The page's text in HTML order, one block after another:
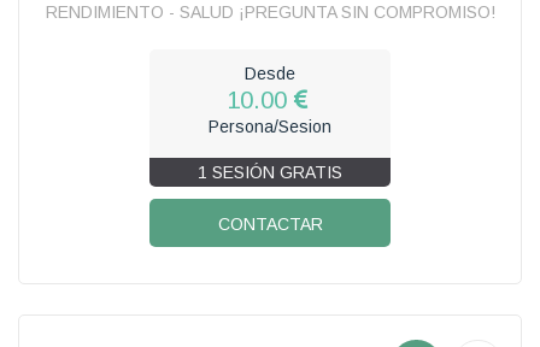
RENDIMIENTO - SALUD ¡PREGUNTA SIN COMPROMISO!
Desde
10.00
Persona/Sesion
1 SESIÓN GRATIS
CONTACTAR